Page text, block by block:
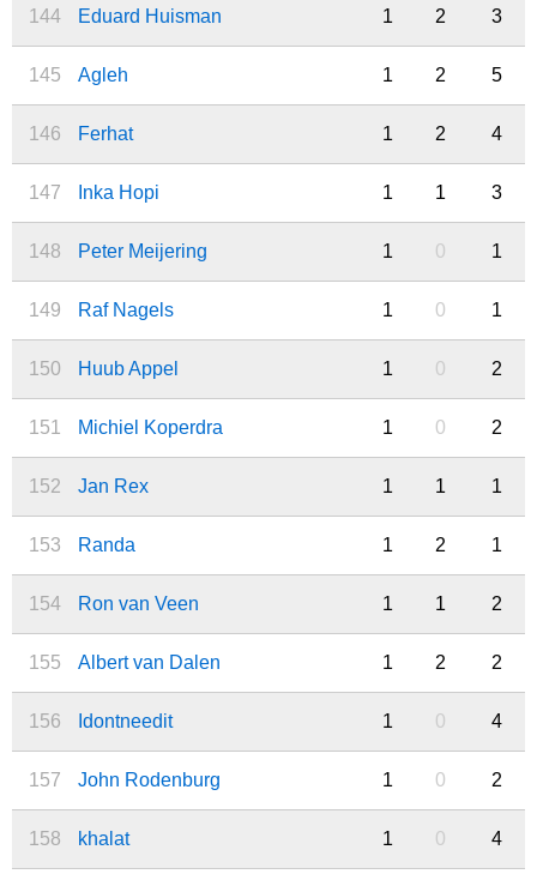
144 Eduard Huisman 1 2 3
145 Agleh 1 2 5
146 Ferhat 1 2 4
147 Inka Hopi 1 1 3
148 Peter Meijering 1 0 1
149 Raf Nagels 1 0 1
150 Huub Appel 1 0 2
151 Michiel Koperdra 1 0 2
152 Jan Rex 1 1 1
153 Randa 1 2 1
154 Ron van Veen 1 1 2
155 Albert van Dalen 1 2 2
156 Idontneedit 1 0 4
157 John Rodenburg 1 0 2
158 khalat 1 0 4